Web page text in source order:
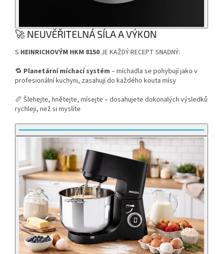
🚀 NEUVĚŘITELNÁ SÍLA A VÝKON
S HEINRICHOVÝM HKM 8150 JE KAŽDÝ RECEPT SNADNÝ:
🔁 Planetární míchací systém – míchadla se pohybují jako v
profesionální kuchyni, zasahují do každého kouta mísy
🥖 Šlehejte, hnětejte, mísejte – dosahujete dokonalých výsledků
rychleji, než si myslíte